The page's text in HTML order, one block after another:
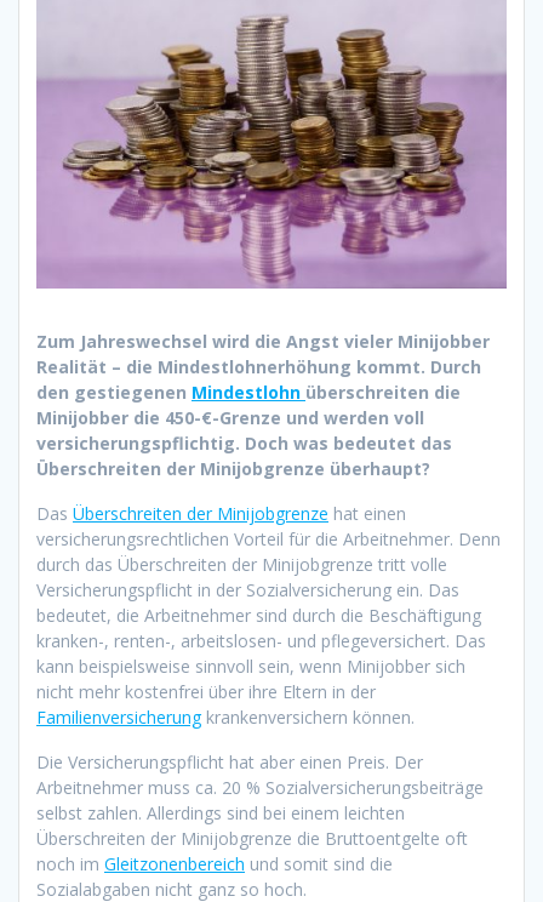
Zum Jahreswechsel wird die Angst vieler Minijobber
Realität – die Mindestlohnerhöhung kommt. Durch
den gestiegenen Mindestlohn überschreiten die
Minijobber die 450-€-Grenze und werden voll
versicherungspflichtig. Doch was bedeutet das
Überschreiten der Minijobgrenze überhaupt?
Das Überschreiten der Minijobgrenze hat einen
versicherungsrechtlichen Vorteil für die Arbeitnehmer. Denn
durch das Überschreiten der Minijobgrenze tritt volle
Versicherungspflicht in der Sozialversicherung ein. Das
bedeutet, die Arbeitnehmer sind durch die Beschäftigung
kranken-, renten-, arbeitslosen- und pflegeversichert. Das
kann beispielsweise sinnvoll sein, wenn Minijobber sich
nicht mehr kostenfrei über ihre Eltern in der
Familienversicherungkrankenversichern können.
Die Versicherungspflicht hat aber einen Preis. Der
Arbeitnehmer muss ca. 20 % Sozialversicherungsbeiträge
selbst zahlen. Allerdings sind bei einem leichten
Überschreiten der Minijobgrenze die Bruttoentgelte oft
noch im Gleitzonenbereich und somit sind die
Sozialabgaben nicht ganz so hoch.